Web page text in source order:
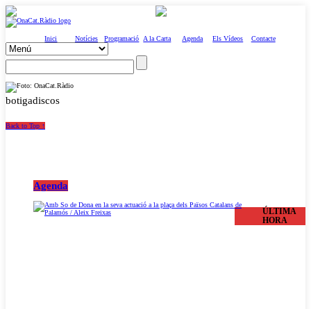
Inici Notícies Programació A la Carta Agenda Els Vídeos Contacte
botigadiscos
Back to Top ↑
Agenda
ÚLTIMA
HORA